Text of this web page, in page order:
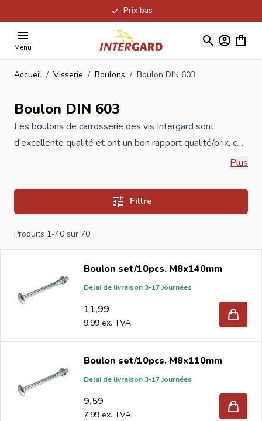
Prix bas
Menu
Voir
Accueil / Visserie / Boulons / Boulon DIN 603
Boulon DIN 603
Les boulons de carrosserie des vis Intergard sont
d'excellente qualité et ont un bon rapport qualité/prix, ce
boulons de carrosserie sont disponibles en acier
galvanisé et en acier inoxydable, les prix indiqués sont par
chez Intergard, vous bénéficierez des meilleurs prix et de
vous achetez des boulon par palette, envoyez votre
demande à info@intergard.eu et vous recevrez un devis
adapté avec nos meilleurs prix d'importateur.
Plus
Filtre
Produits 1-40 sur 70
Boulon set/10pcs. M8x140mm
Delai de livraison 3-17 Journées
11,99
9,99
Boulon set/10pcs. M8x110mm
Delai de livraison 3-17 Journées
9,59
7,99